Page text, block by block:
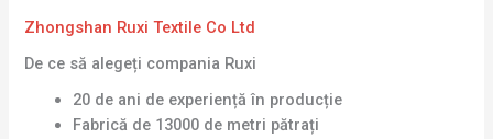
Zhongshan Ruxi Textile Co Ltd
De ce să alegeți compania Ruxi
20 de ani de experiență în producție
Fabrică de 13000 de metri pătrați